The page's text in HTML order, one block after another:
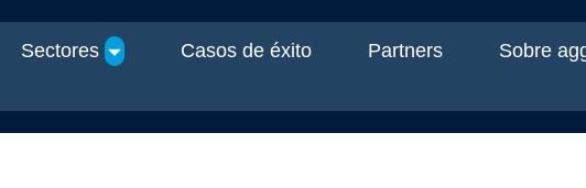
Sectores Casos de éxito Partners Sobre